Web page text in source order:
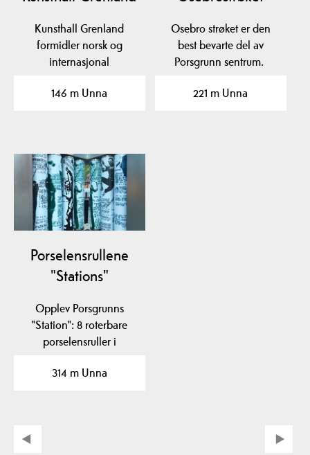
Kunsthall Grenland
formidler norsk og
internasjonal
til i…
146 m Unna
Osebro strøket er den
best bevarte del av
Porsgrunn sentrum.
221 m Unna
Porselensrullene
"Stations"
Opplev Porsgrunns
"Station": 8 roterbare
porselensruller i
314 m Unna